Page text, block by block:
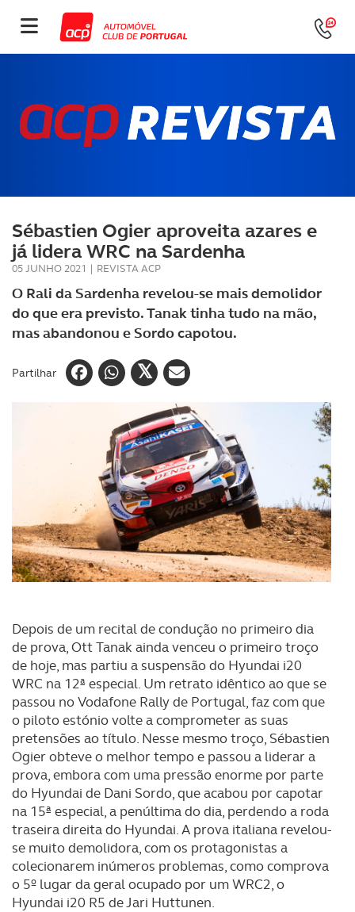
Sébastien Ogier aproveita azares e
já lidera WRC na Sardenha
05 JUNHO 2021 | REVISTA ACP
O Rali da Sardenha revelou-se mais demolidor
do que era previsto. Tanak tinha tudo na mão,
mas abandonou e Sordo capotou.
Partilhar
Depois de um recital de condução no primeiro dia
de prova, Ott Tanak ainda venceu o primeiro troço
de hoje, mas partiu a suspensão do Hyundai i20
WRC na 12ª especial. Um retrato idêntico ao que se
passou no Vodafone Rally de Portugal, faz com que
o piloto estónio volte a comprometer as suas
pretensões ao título. Nesse mesmo troço, Sébastien
Ogier obteve o melhor tempo e passou a liderar a
prova, embora com uma pressão enorme por parte
do Hyundai de Dani Sordo, que acabou por capotar
na 15ª especial, a penúltima do dia, perdendo a roda
traseira direita do Hyundai. A prova italiana revelou-
se muito demolidora, com os protagonistas a
colecionarem inúmeros problemas, como comprova
o 5º lugar da geral ocupado por um WRC2, o
Hyundai i20 R5 de Jari Huttunen.